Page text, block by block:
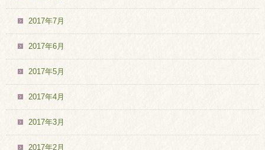
2017年7月
2017年6月
2017年5月
2017年4月
2017年3月
2017年2月